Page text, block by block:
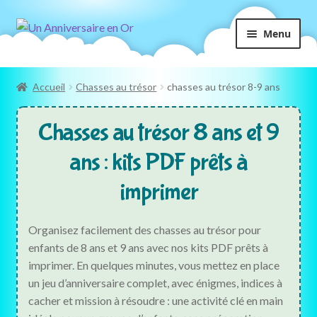
Aller
navigation
Aller
Menu
Accueil Chasses au trésor chasses au trésor 8-9 ans
Chasses au trésor 8 ans et 9
ans : kits PDF prêts à
imprimer
Organisez facilement des chasses au trésor pour
enfants de 8 ans et 9 ans avec nos kits PDF prêts à
imprimer. En quelques minutes, vous mettez en place
un jeu d’anniversaire complet, avec énigmes, indices à
cacher et mission à résoudre : une activité clé en main